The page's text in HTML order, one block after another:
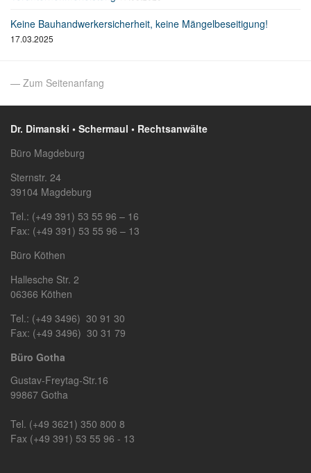
Keine Bauhandwerkersicherheit, keine Mängelbeseitigung!
17.03.2025
— Zum Seitenanfang
Dr. Dimanski • Schermaul • Rechtsanwälte
Büro Magdeburg
Sternstr. 24
39104 Magdeburg
Tel.: (+49 391) 53 55 96 – 16
Fax: (+49 391) 53 55 96 – 13
Büro Köthen
Hallesche Str. 2
06366 Köthen
Tel.: (+49 3496) 30 91 30
Fax: (+49 3496) 30 31 79
Büro Gotha
Gustav-Freytag-Str.16
99867 Gotha
Tel. (+49 3621) 350 800 8
Fax (+49 391) 53 55 96 - 13